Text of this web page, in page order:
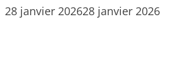
28 janvier 202628 janvier 2026